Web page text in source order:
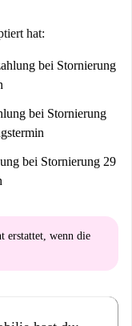
direkt von Spotahomes
für den ersten
Spotahome gezahlten
zum weiteren
hat:
bei Stornierung
bei Stornierung
bei Stornierung 29
erstattet, wenn die